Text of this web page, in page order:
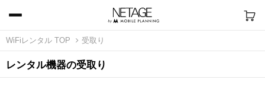
WiFiレンタル TOP 受取り
レンタル機器の受取り